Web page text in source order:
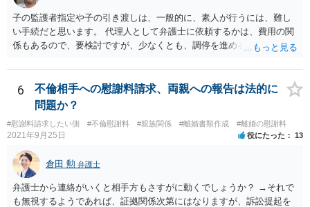
額をもらえないという意味では、奥様の不満は残るからです）。 特別
経費という問題はあるのですが、一般には、収入から婚姻費用は定め
られ、全ての生活費が入っていると見ます。奥様の利益のために支払
っている費用については、婚姻費用から引くことも相当だと思いま
子の監護者指定や子の引き渡しは、一般的に、素人が行うには、難し
い手続だと思います。 代理人として弁護士に依頼するかは、費用の関
係もあるので、要検討ですが、少なくとも、調停を進める上で、弁護
で、弁護士に依頼しづらいということであれば、法テラスの法律扶助
制度を利用できることもあるので、その点も弁護士に相談してみてく
ださい。
6
不倫相手への慰謝料請求、両親への報告は法的に
問題か？
#慰謝料請求したい側 #不倫慰謝料 #親族関係 #離婚書類作成 #離婚の慰謝料
2021年9月25日 役にたった 13
倉田 勲 弁護士
弁護士から連絡がいくと相手方もさすがに動くでしょうか？ →それで
も無視するようであれば、証拠関係次第にはなりますが、訴訟提起を